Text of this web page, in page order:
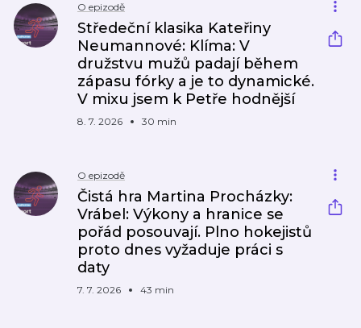
O epizodě
Středeční klasika Kateřiny
Neumannové: Klíma: V
družstvu mužů padají během
zápasu fórky a je to dynamické.
V mixu jsem k Petře hodnější
8. 7. 2026 30 min
O epizodě
Čistá hra Martina Procházky:
Vrábel: Výkony a hranice se
pořád posouvají. Plno hokejistů
proto dnes vyžaduje práci s
daty
7. 7. 2026 43 min